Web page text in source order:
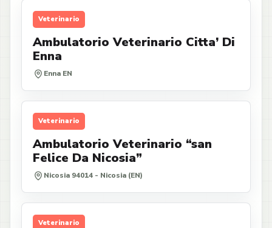
Veterinario
Ambulatorio Veterinario Citta’ Di
Enna
Enna EN
Veterinario
Ambulatorio Veterinario “san
Felice Da Nicosia”
Nicosia 94014 - Nicosia (EN)
Veterinario